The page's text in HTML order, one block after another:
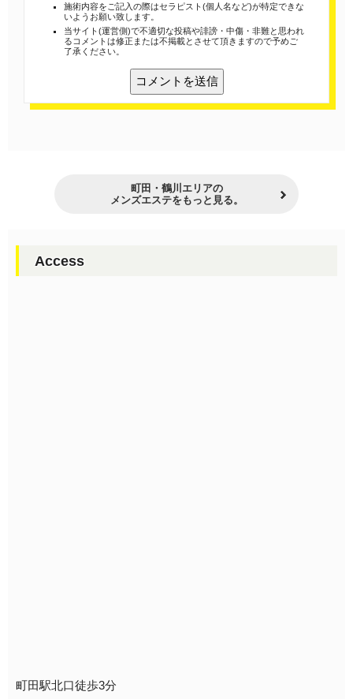
施術内容をご記入の際はセラピスト(個人名など)が特定できな
いようお願い致します。
当サイト(運営側)で不適切な投稿や誹謗・中傷・非難と思われ
るコメントは修正または不掲載とさせて頂きますので予めご
了承ください。
町田・鶴川エリアの
メンズエステをもっと見る。
Access
町田駅北口徒歩3分